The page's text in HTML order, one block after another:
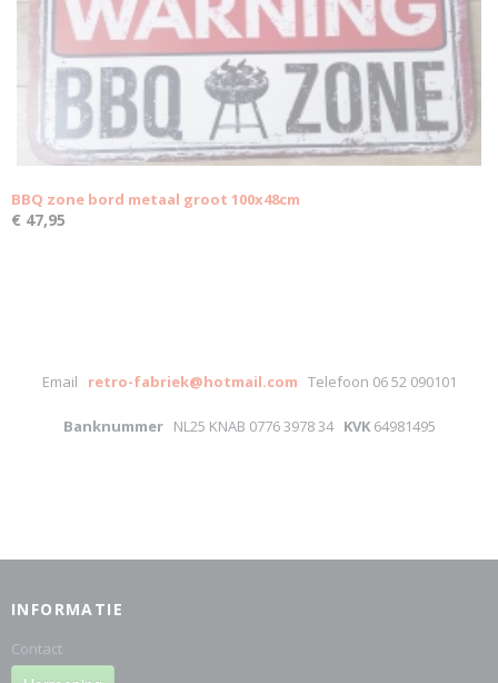
BBQ zone bord metaal groot 100x48cm
€ 47,95
Email retro-fabriek@hotmail.com Telefoon 06 52 090101
Banknummer NL25 KNAB 0776 3978 34 KVK64981495
INFORMATIE
Contact